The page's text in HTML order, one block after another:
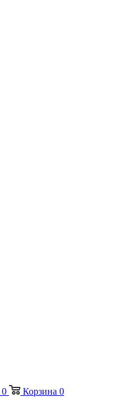
0 Корзина 0